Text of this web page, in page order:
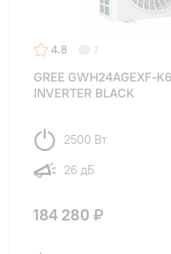
4.8 7
GREE GWH24AGEXF-
INVERTER BLACK
2500 Вт
26 дБ
184 280 ₽